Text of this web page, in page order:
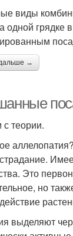
виды
одной грядке
→
теории.
Это
но
выделяют